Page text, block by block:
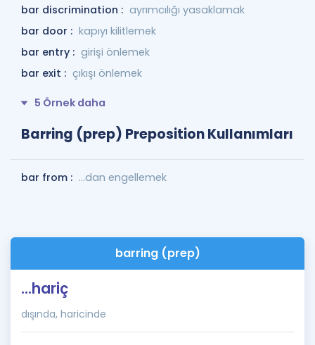
bar discrimination : ayrımcılığı yasaklamak
bar door : kapıyı kilitlemek
bar entry : girişi önlemek
bar exit : çıkışı önlemek
5 Örnek daha
Barring (prep) Preposition Kullanımları
bar from : ...dan engellemek
barring (prep)
...hariç
dışında, haricinde